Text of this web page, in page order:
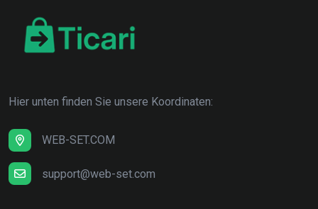
Hier unten finden Sie unsere Koordinaten:
WEB-SET.COM
support@web-set.com